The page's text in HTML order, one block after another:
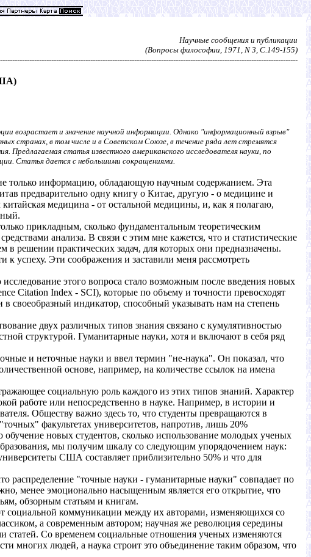
Научные сообщения и публикации
(Вопросы философии, 1971, N 3, С.149-155)
возрастает и значение научной информации. Однако "информационный взрыв"
странах, в том числе и в Советском Союзе, в течение ряда лет стремятся
Предлагаемая статья известного американского исследователя науки, по
Статья дается с небольшими сокращениями.
только информацию, обладающую научным содержанием. Эта
предварительно одну книгу о Китае, другую - о медицине и
медицина - от остальной медицины, и, как я полагаю,
прикладным, сколько фундаментальным теоретическим
анализа. В связи с этим мне кажется, что и статистические
решении практических задач, для которых они предназначены.
успеху. Эти соображения и заставили меня рассмотреть
этого вопроса стало возможным после введения новых
Citation Index - SCI), которые по объему и точности превосходят
своеобразный индикатор, способный указывать нам на степень
двух различных типов знания связано с кумулятивностью
структурой. Гуманитарные науки, хотя и включают в себя ряд
и неточные науки и ввел термин "не-наука". Он показал, что
основе, например, на количестве ссылок на имена
социальную роль каждого из этих типов знаний. Характер
работе или непосредственно в науке. Например, в истории и
Обществу важно здесь то, что студенты превращаются в
факультетах университетов, напротив, лишь 20%
новых студентов, сколько использование молодых ученых
мы получим шкалу со следующим упорядочением наук:
США составляет приблизительно 50% и что для
распределение "точные науки - гуманитарные науки" совпадает по
менее эмоционально насыщенным является его открытие, что
обзорным статьям и книгам.
социальной коммуникации между их авторами, изменяющихся со
а современным автором; научная же революция середины
Со временем социальные отношения ученых изменяются
многих людей, а наука строит это объединение таким образом, что